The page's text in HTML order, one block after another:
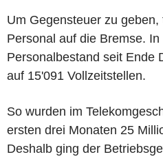
Um Gegensteuer zu
Personal auf die Bremse.
Personalbestand seit Ende
auf 15'091 Vollzeitstellen.
So wurden im
ersten drei Monaten 25
Deshalb ging der